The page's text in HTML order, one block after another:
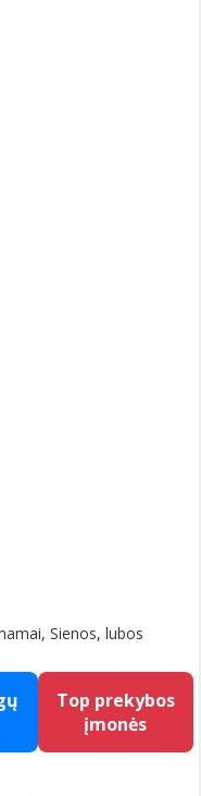
Sienos, lubos
Top prekybos
įmonės